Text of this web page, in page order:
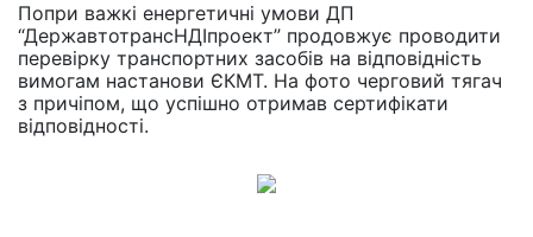
Попри важкі енергетичні умови ДП
“ДержавтотрансНДІпроект” продовжує проводити
перевірку транспортних засобів на відповідність
вимогам настанови ЄКМТ. На фото черговий тягач
з причіпом, що успішно отримав сертифікати
відповідності.